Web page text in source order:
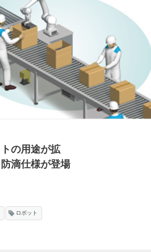
の用途が拡
滴仕様が登場
ロボット